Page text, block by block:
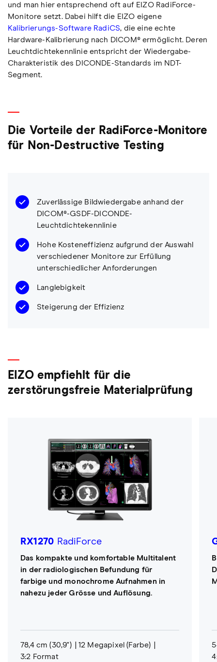
und man hier entsprechend oft auf EIZO RadiForce-
Monitore setzt. Dabei hilft die EIZO eigene
Kalibrierungs-Software RadiCS, die eine echte
Hardware-Kalibrierung nach DICOM® ermöglicht. Deren
Leuchtdichtekennlinie entspricht der Wiedergabe-
Charakteristik des DICONDE-Standards im NDT-
Segment.
Die Vorteile der RadiForce-Monitore
für Non-Destructive Testing
Zuverlässige Bildwiedergabe anhand der
DICOM®-GSDF-DICONDE-
Leuchtdichtekennlinie
Hohe Kosteneffizienz aufgrund der Auswahl
verschiedener Monitore zur Erfüllung
unterschiedlicher Anforderungen
Langlebigkeit
Steigerung der Effizienz
EIZO empfiehlt für die
zerstörungsfreie Materialprüfung
RX1270 RadiForce
Das kompakte und komfortable Multitalent
in der radiologischen Befundung für
farbige und monochrome Aufnahmen in
nahezu jeder Grösse und Auflösung.
78,4 cm (30,9")
12 Megapixel (Farbe)
3:2 Format